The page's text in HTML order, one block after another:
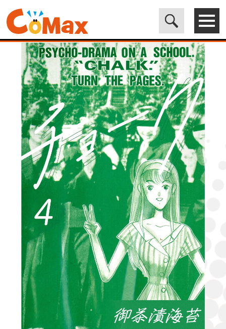
電子書籍マンガ CoMax(コマックス)公式サイト - 株式会社ICE>
LEGEND> チョーク4